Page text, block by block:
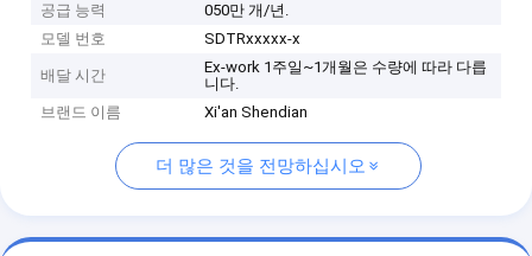
공급 능력
050만 개/년.
모델 번호
SDTRxxxxx-x
배달 시간
Ex-work 1주일~1개월은 수량에 따라 다릅
니다.
브랜드 이름
Xi'an Shendian
더 많은 것을 전망하십시오